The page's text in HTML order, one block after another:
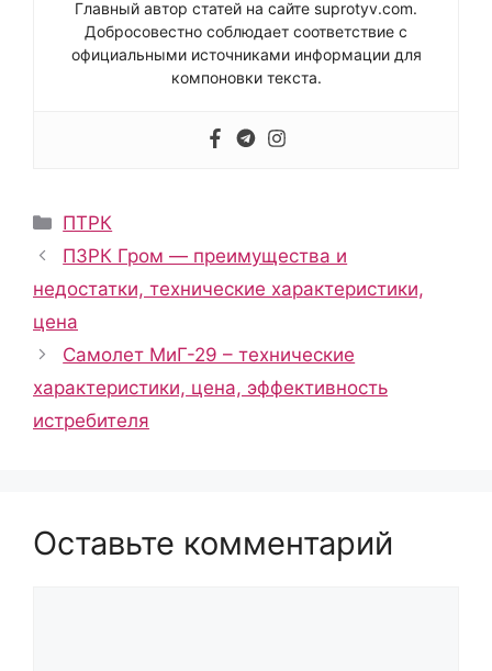
Главный автор статей на сайте suprotyv.com.
Добросовестно соблюдает соответствие с
официальными источниками информации для
компоновки текста.
Рубрики
ПТРК
ПЗРК Гром — преимущества и
недостатки, технические характеристики,
цена
Самолет МиГ-29 – технические
характеристики, цена, эффективность
истребителя
Оставьте комментарий